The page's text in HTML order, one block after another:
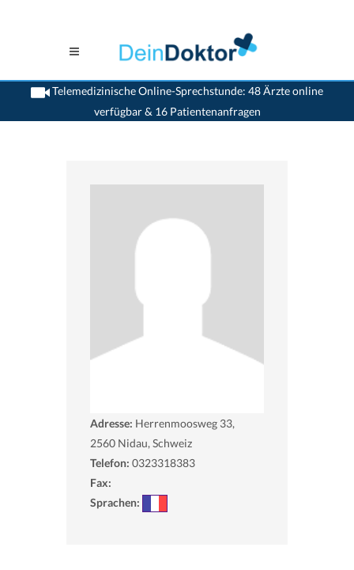
Telemedizinische Online-Sprechstunde: 48 Ärzte online
verfügbar & 16 Patientenanfragen
>Zahnaerzte>Nidau>Dr. Tino Borter>Termin mit Dr. Tino Borter
Adresse: Herrenmoosweg 33,
2560 Nidau, Schweiz
Telefon: 0323318383
Fax:
Sprachen: